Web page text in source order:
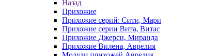
Назад
Прихожие
Прихожие серий: Сити, Мари
Прихожие серии Вита, Витас
Прихожие Джерси, Миранда
Прихожие Вилена, Аврелия